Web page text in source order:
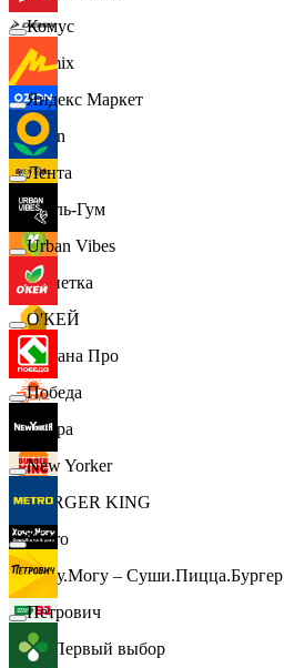
Demix
Ozon
Бубль-Гум
Монетка
Лемана Про
7 утра
BURGER KING
Хочу.Могу – Суши.Пицца.Бургер
B1 Первый выбор
Комус
Яндекс Маркет
Лента
Urban Vibes
О'КЕЙ
Победа
New Yorker
Metro
Петрович